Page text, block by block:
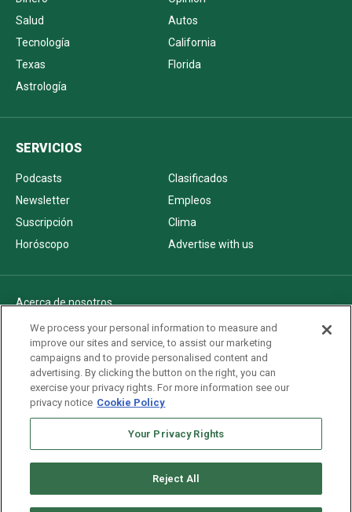
Salud
Autos
Tecnología
California
Texas
Florida
Astrología
SERVICIOS
Podcasts
Clasificados
Newsletter
Empleos
Suscripción
Clima
Horóscopo
Advertise with us
Acerca de nosotros
Politica de privacidad
Pautas Editoriales
AdChoices
Advertise with us
Newsletters
We process your personal information to measure and
improve our sites and service, to assist our marketing
campaigns and to provide personalised content and
advertising. By clicking the button on the right, you can
exercise your privacy rights. For more information see our
privacy notice Cookie Policy
Your Privacy Rights
Reject All